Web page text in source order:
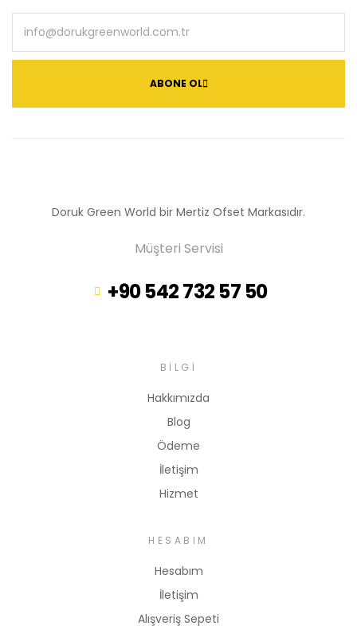
ABONE OL
Doruk Green World bir Mertiz Ofset Markasıdır.
Müşteri Servisi
+90 542 732 57 50
BILGI
Hakkımızda
Blog
Ödeme
İletişim
Hizmet
HESABIM
Hesabım
İletişim
Alışveriş Sepeti